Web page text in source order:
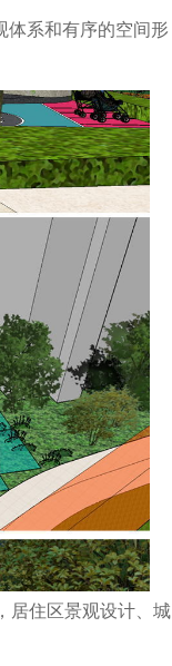
体系和有序的空间形
居住区景观设计、城